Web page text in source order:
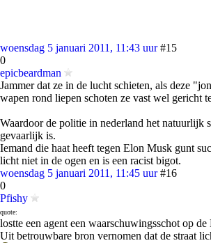
woensdag 5 januari 2011, 11:43 uur #15
0
epicbeardman
Jammer dat ze in de lucht schieten, als deze
wapen rond liepen schoten ze vast wel gericht
Waardoor de politie in nederland het natuurlijk
gevaarlijk is.
Iemand die haat heeft tegen Elon Musk gunt
licht niet in de ogen en is een racist bigot.
woensdag 5 januari 2011, 11:45 uur #16
0
Pfishy
quote:
lostte een agent een waarschuwingsschot op
Uit betrouwbare bron vernomen dat de straat